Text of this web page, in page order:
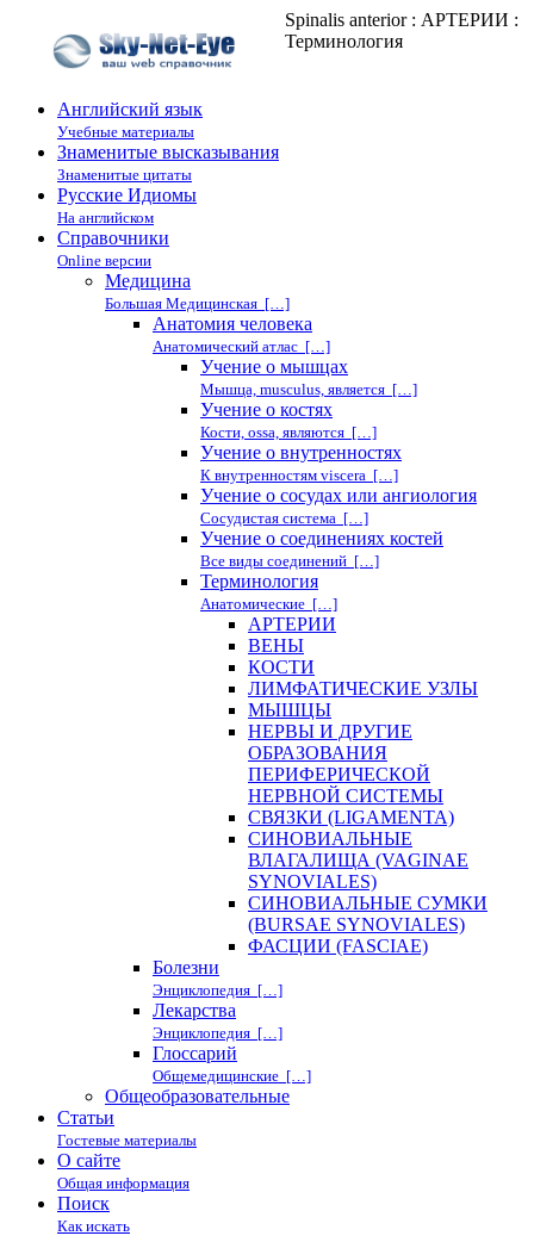
Spinalis anterior : АРТЕРИИ :
Терминология
Английский язык
Учебные материалы
Знаменитые высказывания
Знаменитые цитаты
Русские Идиомы
На английском
Справочники
Online версии
Медицина
Большая Медицинская […]
Анатомия человека
Анатомический атлас […]
Учение о мышцах
Мышца, musculus, является […]
Учение о костях
Кости, ossa, являются […]
Учение о внутренностях
К внутренностям viscera […]
Учение о сосудах или ангиология
Сосудистая система […]
Учение о соединениях костей
Все виды соединений […]
Терминология
Анатомические […]
АРТЕРИИ
ВЕНЫ
КОСТИ
ЛИМФАТИЧЕСКИЕ УЗЛЫ
МЫШЦЫ
НЕРВЫ И ДРУГИЕ
ОБРАЗОВАНИЯ
ПЕРИФЕРИЧЕСКОЙ
НЕРВНОЙ СИСТЕМЫ
СВЯЗКИ (LIGAMENTA)
СИНОВИАЛЬНЫЕ
ВЛАГАЛИЩА (VAGINAE
SYNOVIALES)
СИНОВИАЛЬНЫЕ СУМКИ
(BURSAE SYNOVIALES)
ФАСЦИИ (FASCIAE)
Болезни
Энциклопедия […]
Лекарства
Энциклопедия […]
Глоссарий
Общемедицинские […]
Общеобразовательные
Статьи
Гостевые материалы
О сайте
Общая информация
Поиск
Как искать